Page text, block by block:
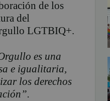
de los
del
LGTBIQ+.
es una
e igualitaria,
los derechos